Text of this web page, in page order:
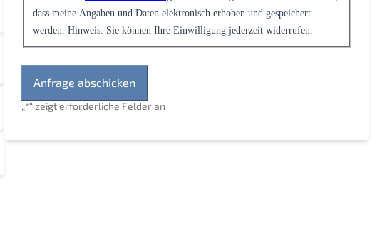
„*“ zeigt erforderliche Felder an
dass meine Angaben und Daten elektronisch erhoben und gespeichert
werden. Hinweis: Sie können Ihre Einwilligung jederzeit widerrufen.